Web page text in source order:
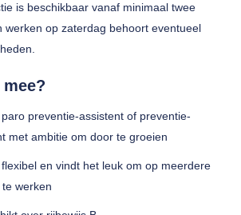
is beschikbaar vanaf minimaal twee
werken op zaterdag behoort eventueel
preventie-assistent of preventie-
met ambitie om door te groeien
en vindt het leuk om op meerdere
werken